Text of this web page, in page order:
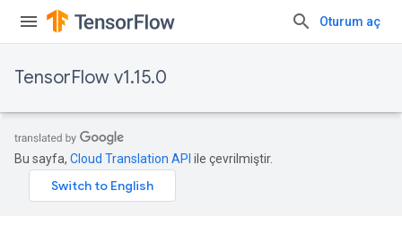
Oturum aç
TensorFlow v1.15.0
Bu sayfa, Cloud Translation API ile çevrilmiştir.